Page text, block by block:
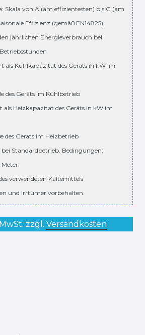
Skala von A (am effizientesten) bis G (am
Effizienz (gemäß EN14825)
jährlichen Energieverbrauch bei
als Kühlkapazität des Geräts in kW im
des Geräts im Kühlbetrieb
als Heizkapazität des Geräts in kW im
des Geräts im Heizbetrieb
bei Standardbetrieb. Bedingungen:
verwendeten Kältemittels
und Irrtümer vorbehalten.
zzgl. Versandkosten